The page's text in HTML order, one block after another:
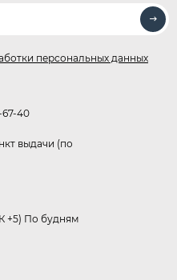
персональных данных
67-40
выдачи (по
+5) По будням